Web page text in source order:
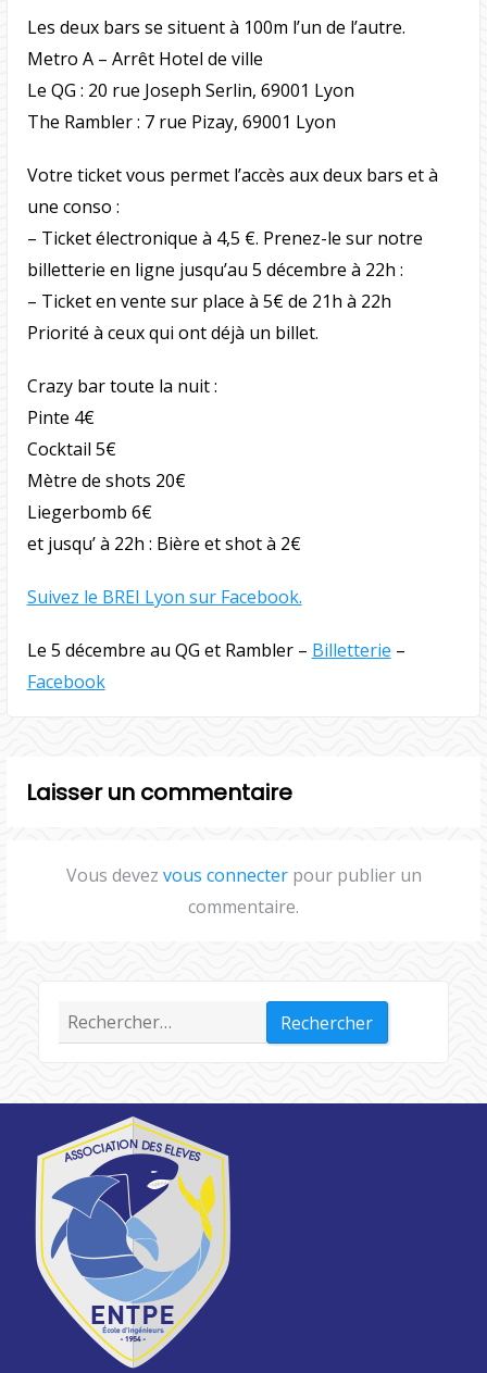
Les deux bars se situent à 100m l’un de l’autre.
Metro A – Arrêt Hotel de ville
Le QG : 20 rue Joseph Serlin, 69001 Lyon
The Rambler : 7 rue Pizay, 69001 Lyon
Votre ticket vous permet l’accès aux deux bars et à
une conso :
– Ticket électronique à 4,5 €. Prenez-le sur notre
billetterie en ligne jusqu’au 5 décembre à 22h :
– Ticket en vente sur place à 5€ de 21h à 22h
Priorité à ceux qui ont déjà un billet.
Crazy bar toute la nuit :
Pinte 4€
Cocktail 5€
Mètre de shots 20€
Liegerbomb 6€
et jusqu’ à 22h : Bière et shot à 2€
Suivez le BREI Lyon sur Facebook.
Le 5 décembre au QG et Rambler – Billetterie –
Facebook
Laisser un commentaire
Vous devez vous connecterpour publier un
commentaire.
Rechercher :